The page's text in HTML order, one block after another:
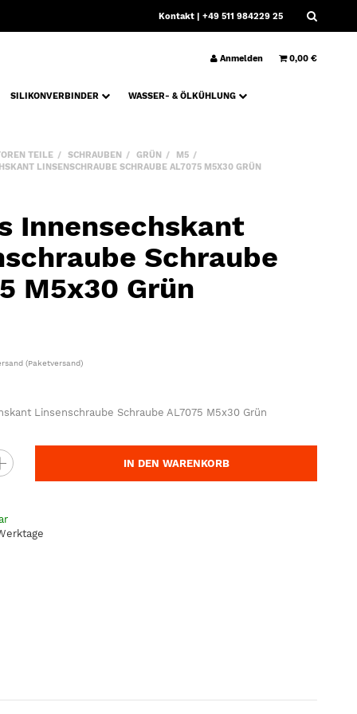
Kontakt | +49 511 984229 25
Anmelden 0,00 €
SILIKONVERBINDER
WASSER- & ÖLKÜHLUNG
TEILE SCHRAUBEN GRÜN
M5
LINSENSCHRAUBE SCHRAUBE AL7075 M5X30 GRÜN
Innensechskant
Schraube
M5x30 Grün
(Paketversand)
Linsenschraube Schraube AL7075 M5x30 Grün
IN DEN WARENKORB